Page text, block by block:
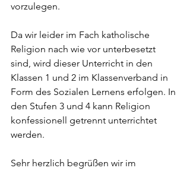
vorzulegen.
Da wir leider im Fach katholische
Religion nach wie vor unterbesetzt
sind, wird dieser Unterricht in den
Klassen 1 und 2 im Klassenverband in
Form des Sozialen Lernens erfolgen. In
den Stufen 3 und 4 kann Religion
konfessionell getrennt unterrichtet
werden.
Sehr herzlich begrüßen wir im